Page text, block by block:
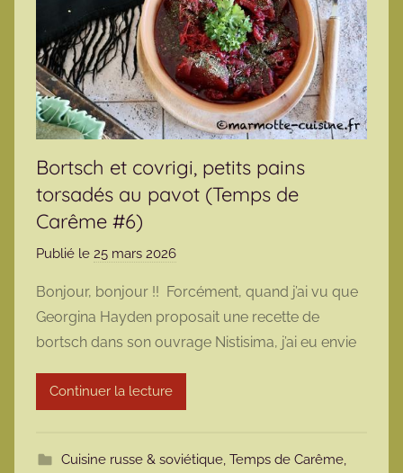
Bortsch et covrigi, petits pains
torsadés au pavot (Temps de
Carême #6)
Publié le 25 mars 2026
r
m
a
r
t
Bonjour, bonjour !! Forcément, quand j’ai vu que
Georgina Hayden proposait une recette de
bortsch dans son ouvrage Nistisima, j’ai eu envie
Continuer la lecture
Cuisine russe & soviétique, Temps de Carême,